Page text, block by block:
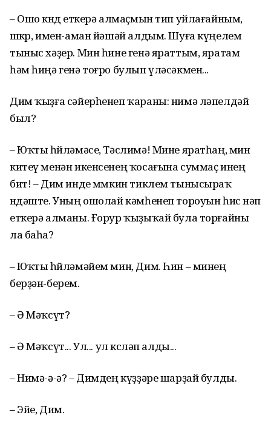
– Ошо көндө еткерә алмаҫмын тип уйлағайным,
шөкөр, имен-аман йәшәй алдым. Шуға күңелем
тыныс хәҙер. Мин һине генә яраттым, яратам
һәм һиңә генә тоғро булып үләсәкмен...
Дим ҡыҙға сәйерһенеп ҡараны: нимә ләпелдәй
был?
– Юҡты һөйләмәсе, Тәслимә! Мине яратһаң, мин
китеү менән икенсенең ҡосағына суммаҫ инең
бит! – Дим инде мөмкин тиклем тынысыраҡ
өндәште. Уның ошолай кәмһенеп тороуын һис өнәп
еткерә алманы. Ғорур ҡыҙыҡай була торғайны
ла баһа?
– Юҡты һөйләмәйем мин, Дим. Һин – минең
берҙән-берем.
– Ә Мәҡсүт?
– Ә Мәҡсүт... Ул... ул көсләп алды...
– Нимә-ә-ә? – Димдең күҙҙәре шарҙай булды.
– Эйе, Дим.